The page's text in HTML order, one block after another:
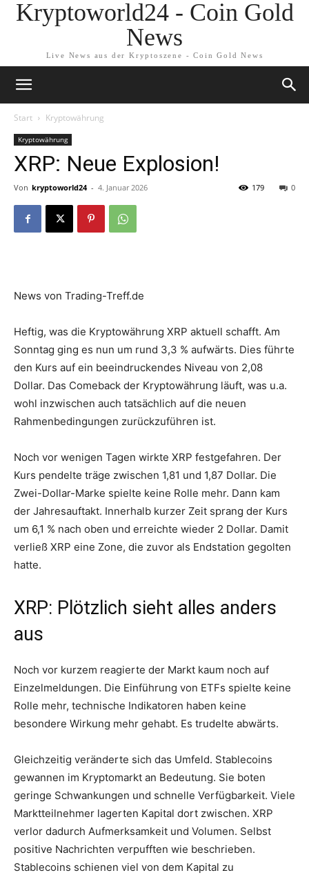
Kryptoworld24 - Coin Gold
News
Live News aus der Kryptoszene - Coin Gold News
Start Kryptowährung
Kryptowährung
XRP: Neue Explosion!
Von kryptoworld24 - 4. Januar 2026 0
179
News von Trading-Treff.de
Heftig, was die Kryptowährung XRP aktuell schafft. Am
Sonntag ging es nun um rund 3,3 % aufwärts. Dies führte
den Kurs auf ein beeindruckendes Niveau von 2,08
Dollar. Das Comeback der Kryptowährung läuft, was u.a.
wohl inzwischen auch tatsächlich auf die neuen
Rahmenbedingungen zurückzuführen ist.
Noch vor wenigen Tagen wirkte XRP festgefahren. Der
Kurs pendelte träge zwischen 1,81 und 1,87 Dollar. Die
Zwei-Dollar-Marke spielte keine Rolle mehr. Dann kam
der Jahresauftakt. Innerhalb kurzer Zeit sprang der Kurs
um 6,1 % nach oben und erreichte wieder 2 Dollar. Damit
verließ XRP eine Zone, die zuvor als Endstation gegolten
hatte.
XRP: Plötzlich sieht alles anders
aus
Noch vor kurzem reagierte der Markt kaum noch auf
Einzelmeldungen. Die Einführung von ETFs spielte keine
Rolle mehr, technische Indikatoren haben keine
besondere Wirkung mehr gehabt. Es trudelte abwärts.
Gleichzeitig veränderte sich das Umfeld. Stablecoins
gewannen im Kryptomarkt an Bedeutung. Sie boten
geringe Schwankungen und schnelle Verfügbarkeit. Viele
Marktteilnehmer lagerten Kapital dort zwischen. XRP
verlor dadurch Aufmerksamkeit und Volumen. Selbst
positive Nachrichten verpufften wie beschrieben.
Stablecoins schienen viel von dem Kapital zu